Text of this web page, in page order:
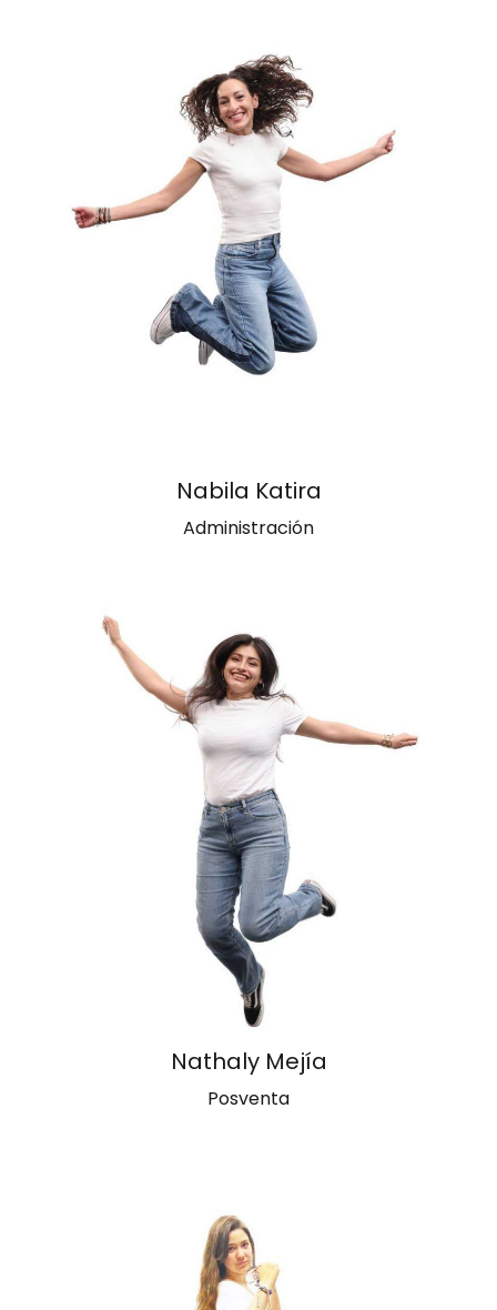
Nabila Katira
Administración
Nathaly Mejía
Posventa